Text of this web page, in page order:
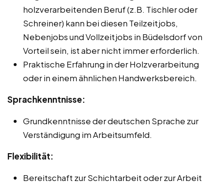
holzverarbeitenden Beruf (z.B. Tischler oder
Schreiner) kann bei diesen Teilzeitjobs,
Nebenjobs und Vollzeitjobs in Büdelsdorf von
Vorteil sein, ist aber nicht immer erforderlich.
Praktische Erfahrung in der Holzverarbeitung
oder in einem ähnlichen Handwerksbereich.
Sprachkenntnisse:
Grundkenntnisse der deutschen Sprache zur
Verständigung im Arbeitsumfeld.
Flexibilität:
Bereitschaft zur Schichtarbeit oder zur Arbeit